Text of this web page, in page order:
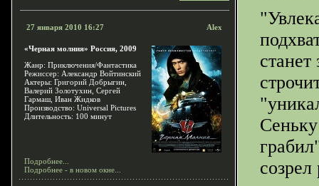
27 января 2010 16:27 Alex
«Черная молния» Россия, 2009
Жанр: Приключения/Фантастика
Режиссер: Александр Войтинский
Актеры: Григорий Добрыгин,
Валерий Золотухин, Сергей
Гармаш, Иван Жидков
Производство: Universal Pictures
Длительность: 100 минут
Подробнее...
Подробнее - в новом окне...